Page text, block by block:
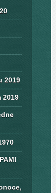
2019
2019